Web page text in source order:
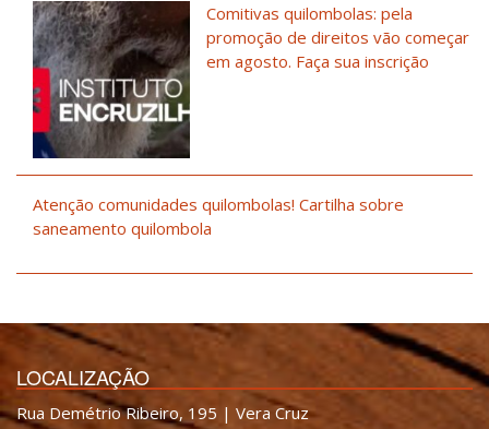
Comitivas quilombolas: pela
promoção de direitos vão começar
em agosto. Faça sua inscrição
Atenção comunidades quilombolas! Cartilha sobre
saneamento quilombola
LOCALIZAÇÃO
Rua Demétrio Ribeiro, 195 | Vera Cruz